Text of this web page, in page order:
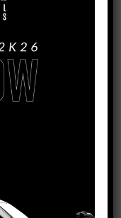
#64